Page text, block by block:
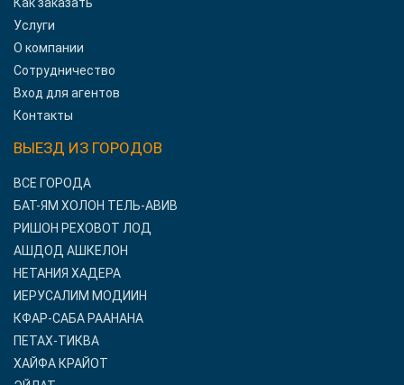
Услуги
О компании
Сотрудничество
Вход для агентов
Контакты
ВЫЕЗД ИЗ ГОРОДОВ
ВСЕ ГОРОДА
БАТ-ЯМ ХОЛОН ТЕЛЬ-АВИВ
РИШОН РЕХОВОТ ЛОД
АШДОД АШКЕЛОН
НЕТАНИЯ ХАДЕРА
ИЕРУСАЛИМ МОДИИН
КФАР-САБА РААНАНА
ПЕТАХ-ТИКВА
ХАЙФА КРАЙОТ